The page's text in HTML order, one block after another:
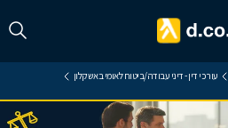
עורכי דין - דיני עבודה/ביטוח לאומי באשקלון